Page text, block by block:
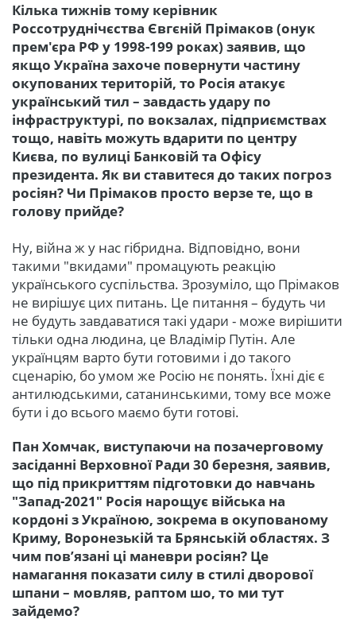
Кілька тижнів тому керівник
Россотруднічєства Євгєній Прімаков (онук
прем'єра РФ у 1998-199 роках) заявив, що
якщо Україна захоче повернути частину
окупованих територій, то Росія атакує
український тил – завдасть удару по
інфраструктурі, по вокзалах, підприємствах
тощо, навіть можуть вдарити по центру
Києва, по вулиці Банковій та Офісу
президента. Як ви ставитеся до таких погроз
росіян? Чи Прімаков просто верзе те, що в
голову прийде?
Ну, війна ж у нас гібридна. Відповідно, вони
такими "вкидами" промацують реакцію
українського суспільства. Зрозуміло, що Прімаков
не вирішує цих питань. Це питання – будуть чи
не будуть завдаватися такі удари - може вирішити
тільки одна людина, це Владімір Путін. Але
українцям варто бути готовими і до такого
сценарію, бо умом же Росію нє понять. Їхні діє є
антилюдськими, сатанинськими, тому все може
бути і до всього маємо бути готові.
Пан Хомчак, виступаючи на позачерговому
засіданні Верховної Ради 30 березня, заявив,
що під прикриттям підготовки до навчань
"Запад-2021" Росія нарощує війська на
кордоні з Україною, зокрема в окупованому
Криму, Воронезькій та Брянській областях. З
чим пов’язані ці маневри росіян? Це
намагання показати силу в стилі дворової
шпани – мовляв, раптом шо, то ми тут
зайдемо?